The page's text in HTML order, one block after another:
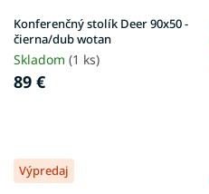
Konferenčný stolík Deer 90x50 -
čierna/dub wotan
Skladom (1 ks)
89 €
Výpredaj